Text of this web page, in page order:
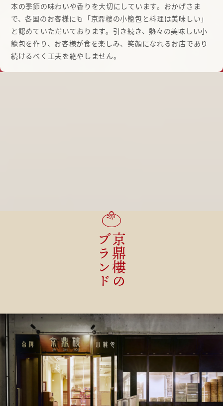
本の季節の味わいや香りを大切にしています。おかげさま
で、各国のお客様にも「京鼎樓の小籠包と料理は美味しい」
と認めていただいております。引き続き、熱々の美味しい小
籠包を作り、お客様が食を楽しみ、笑顔になれるお店であり
続けるべく工夫を絶やしません。
京鼎樓の
ブランド